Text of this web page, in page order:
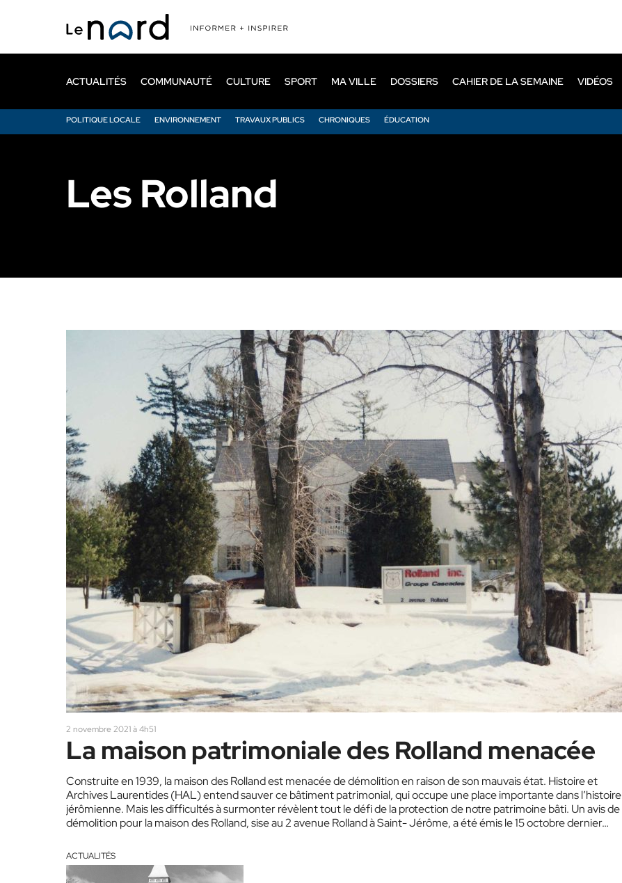
principal
ACTUALITÉS
POLITIQUE LOCALE ENVIRONNEMENT TRAVAUX PUBLICS CHRONIQUES ÉDUCATION
COMMUNAUTÉ CULTURE SPORT MA VILLE DOSSIERS CAHIER DE LA SEMAINE VIDÉOS
Les Rolland
2 novembre 2021 à 4h51
La maison patrimoniale des Rolland menacée
Construite en 1939, la maison des Rolland est menacée de démolition en raison de son mauvais état. Histoire et
Archives Laurentides (HAL) entend sauver ce bâtiment patrimonial, qui occupe une place importante dans l’histoire
jérômienne. Mais les difficultés à surmonter révèlent tout le défi de la protection de notre patrimoine bâti. Un avis de
démolition pour la maison des Rolland, sise au 2 avenue Rolland à Saint- Jérôme, a été émis le 15 octobre dernier…
ACTUALITÉS